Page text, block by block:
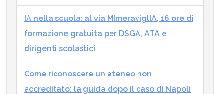
IA nella scuola: al via MImeraviglIA, 16 ore di
formazione gratuita per DSGA, ATA e
dirigenti scolastici
Come riconoscere un ateneo non
accreditato: la guida dopo il caso di Napoli